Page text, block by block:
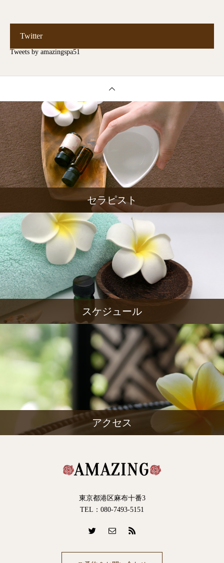
Twitter
Tweets by amazingspa51
セラピスト
スケジュール
アクセス
東京都港区麻布十番3
TEL：080-7493-5151